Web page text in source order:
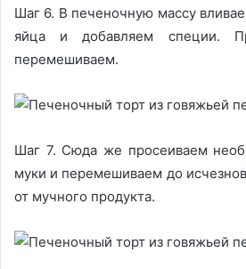
Шаг 6. В печеночную массу
яйца и добавляем специи.
перемешиваем.
Шаг 7. Сюда же просеиваем
муки и перемешиваем до
от мучного продукта.